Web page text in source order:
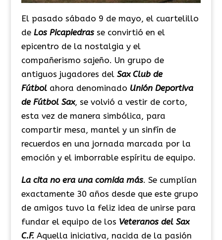
El pasado sábado 9 de mayo, el cuartelillo
de Los Picapiedras se convirtió en el
epicentro de la nostalgia y el
compañerismo sajeño. Un grupo de
antiguos jugadores del Sax Club de
Fútbol ahora denominado Unión Deportiva
de Fútbol Sax, se volvió a vestir de corto,
esta vez de manera simbólica, para
compartir mesa, mantel y un sinfín de
recuerdos en una jornada marcada por la
emoción y el imborrable espíritu de equipo.
La cita no era una comida más. Se cumplían
exactamente 30 años desde que este grupo
de amigos tuvo la feliz idea de unirse para
fundar el equipo de los Veteranos del Sax
C.F.Aquella iniciativa, nacida de la pasión